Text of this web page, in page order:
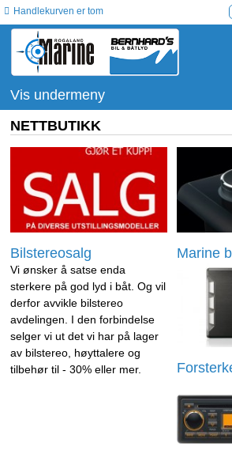
Handlekurven er tom
Vis undermeny
NETTBUTIKK
Bilstereosalg
Vi ønsker å satse enda
sterkere på god lyd i båt. Og vil
derfor avvikle bilstereo
avdelingen. I den forbindelse
selger vi ut det vi har på lager
av bilstereo, høyttalere og
tilbehør til - 30% eller mer.
Marine